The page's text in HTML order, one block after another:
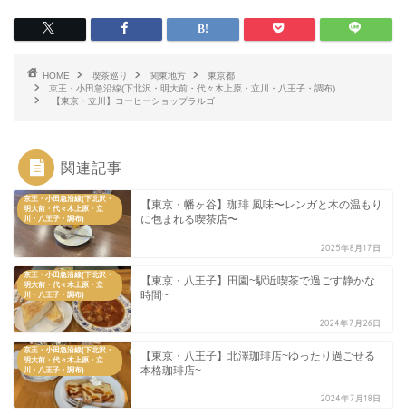
HOME 喫茶巡り 関東地方
東京都
京王・小田急沿線(下北沢・明大前・代々木上原・立川・八王子・調布)
【東京・立川】コーヒーショップラルゴ
関連記事
京王・小田急沿線(下北沢・
明大前・代々木上原・立
川・八王子・調布)
【東京・幡ヶ谷】珈琲 風味〜レンガと木の温もり
に包まれる喫茶店〜
2025年8月17日
京王・小田急沿線(下北沢・
明大前・代々木上原・立
川・八王子・調布)
【東京・八王子】田園~駅近喫茶で過ごす静かな
時間~
2024年7月26日
京王・小田急沿線(下北沢・
明大前・代々木上原・立
川・八王子・調布)
【東京・八王子】北澤珈琲店~ゆったり過ごせる
本格珈琲店~
2024年7月18日